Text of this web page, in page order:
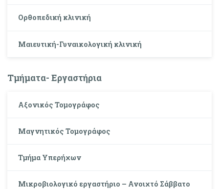
Ορθοπεδική κλινική
Μαιευτική-Γυναικολογική κλινική
Τμήματα- Εργαστήρια
Αξονικός Τομογράφος
Μαγνητικός Τομογράφος
Τμήμα Υπερήχων
Μικροβιολογικό εργαστήριο – Ανοιχτό Σάββατο